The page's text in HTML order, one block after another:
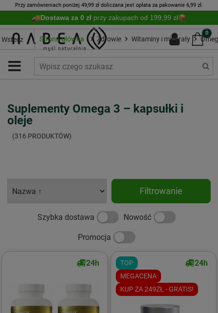
Przy zamówieniach poniżej 49,99 zł doliczana jest opłata za pakowanie 6,99 zł.
Dostawa za 0 zł przy zakupach od 199,99 zł
0
Wstecz Strona główna Zdrowie Witaminy i minerały
Suplementy Omega 3 – kapsułki i
oleje
(316 PRODUKTÓW)
Filtrowanie
Szybka dostawa Nowość
Promocja
24h
TOP
MEGACENA
KUP ZA 249ZŁ - GRATIS!
24h